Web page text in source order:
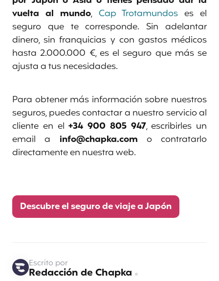
vuelta al mundo, Cap Trotamundos es el
seguro que te corresponde. Sin adelantar
dinero, sin franquicias y con gastos médicos
hasta 2.000.000 €, es el seguro que más se
ajusta a tus necesidades.
Para obtener más información sobre nuestros
seguros, puedes contactar a nuestro servicio al
cliente en el+34 900 805 947, escribirles un
email a info@chapka.com o contratarlo
directamente en nuestra web.
Descubre el seguro de viaje a Japón
Escrito por
Redacción de Chapka